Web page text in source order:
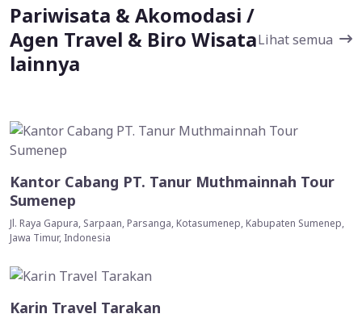
Pariwisata & Akomodasi /
Agen Travel & Biro Wisata
lainnya
Lihat semua
Kantor Cabang PT. Tanur Muthmainnah Tour
Sumenep
Jl. Raya Gapura, Sarpaan, Parsanga, Kotasumenep, Kabupaten Sumenep,
Jawa Timur, Indonesia
Karin Travel Tarakan